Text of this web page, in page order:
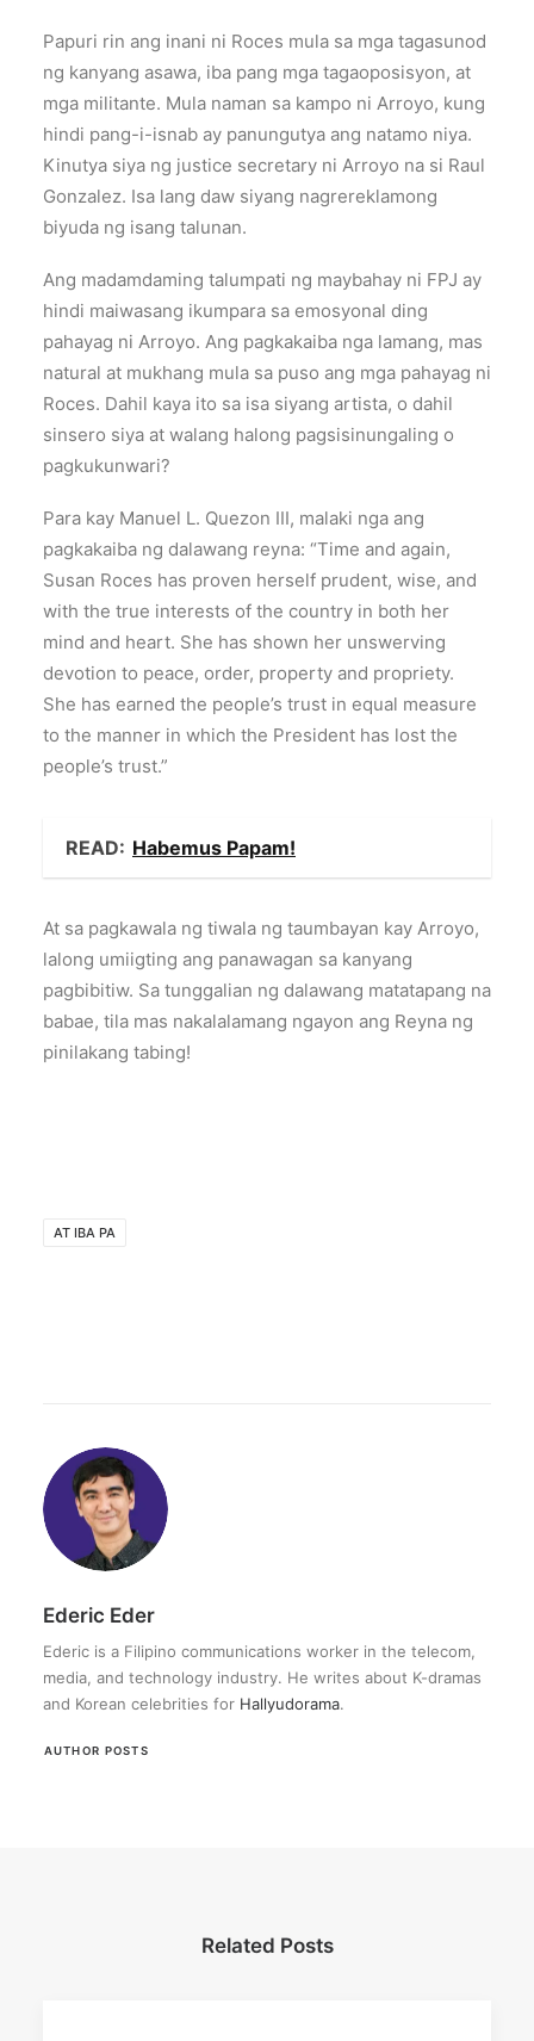
Papuri rin ang inani ni Roces mula sa mga tagasunod
ng kanyang asawa, iba pang mga tagaoposisyon, at
mga militante. Mula naman sa kampo ni Arroyo, kung
hindi pang-i-isnab ay panungutya ang natamo niya.
Kinutya siya ng justice secretary ni Arroyo na si Raul
Gonzalez. Isa lang daw siyang nagrereklamong
biyuda ng isang talunan.
Ang madamdaming talumpati ng maybahay ni FPJ ay
hindi maiwasang ikumpara sa emosyonal ding
pahayag ni Arroyo. Ang pagkakaiba nga lamang, mas
natural at mukhang mula sa puso ang mga pahayag ni
Roces. Dahil kaya ito sa isa siyang artista, o dahil
sinsero siya at walang halong pagsisinungaling o
pagkukunwari?
Para kay Manuel L. Quezon III, malaki nga ang
pagkakaiba ng dalawang reyna: “Time and again,
Susan Roces has proven herself prudent, wise, and
with the true interests of the country in both her
mind and heart. She has shown her unswerving
devotion to peace, order, property and propriety.
She has earned the people’s trust in equal measure
to the manner in which the President has lost the
people’s trust.”
READ: Habemus Papam!
At sa pagkawala ng tiwala ng taumbayan kay Arroyo,
lalong umiigting ang panawagan sa kanyang
pagbibitiw. Sa tunggalian ng dalawang matatapang na
babae, tila mas nakalalamang ngayon ang Reyna ng
pinilakang tabing!
AT IBA PA
Ederic Eder
Ederic is a Filipino communications worker in the telecom,
media, and technology industry. He writes about K-dramas
and Korean celebrities for Hallyudorama.
AUTHOR POSTS
Related Posts